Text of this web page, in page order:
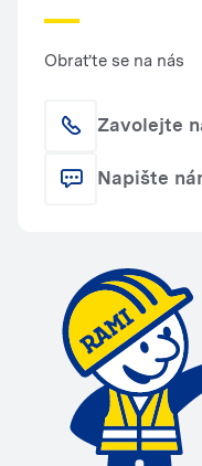
Obraťte se na nás
Zavolejte
Napište